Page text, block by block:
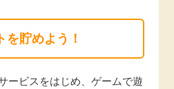
を貯めよう！
ービスをはじめ、ゲームで遊